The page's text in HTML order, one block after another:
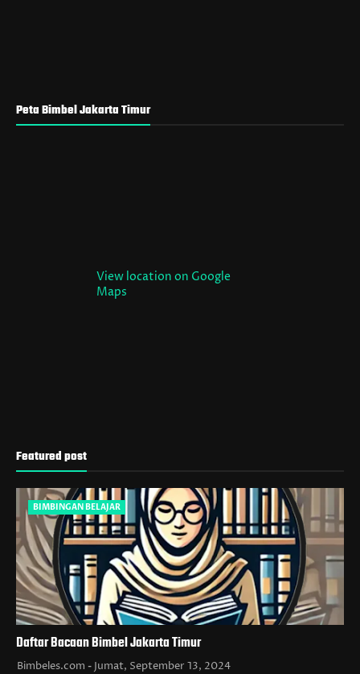
Peta Bimbel Jakarta Timur
View location on Google
Maps
Featured post
BIMBINGAN BELAJAR
Daftar Bacaan Bimbel Jakarta Timur
Bimbeles.com Jumat, September 13, 2024